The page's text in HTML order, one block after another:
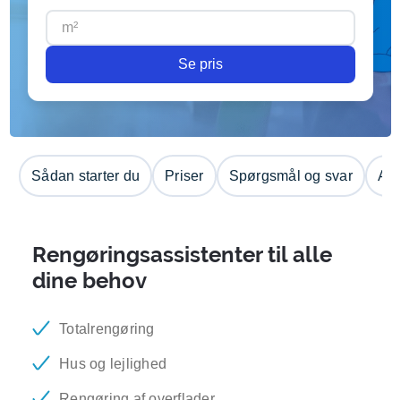
Se pris
Sådan starter du Priser Spørgsmål og svar
Rengøringsassistenter til alle
dine behov
Totalrengøring
Hus og lejlighed